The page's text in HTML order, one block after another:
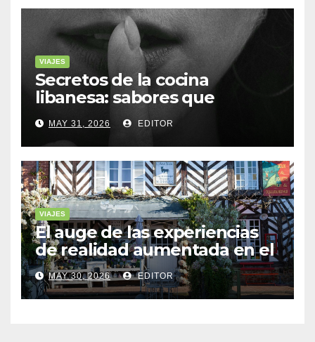
VIAJES
Secretos de la cocina
libanesa: sabores que
cuentan historias
MAY 31, 2026 EDITOR
VIAJES
El auge de las experiencias
de realidad aumentada en el
turismo
MAY 30, 2026 EDITOR